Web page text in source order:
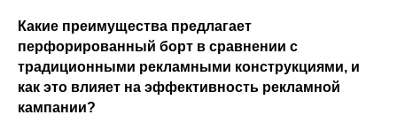
Какие преимущества предлагает
перфорированный борт в сравнении с
традиционными рекламными конструкциями, и
как это влияет на эффективность рекламной
кампании?